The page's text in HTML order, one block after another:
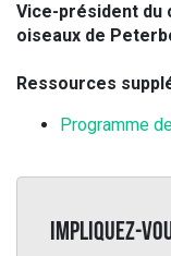
Vice-président du
oiseaux de
Ressources
Programme
IMPLIQUEZ-